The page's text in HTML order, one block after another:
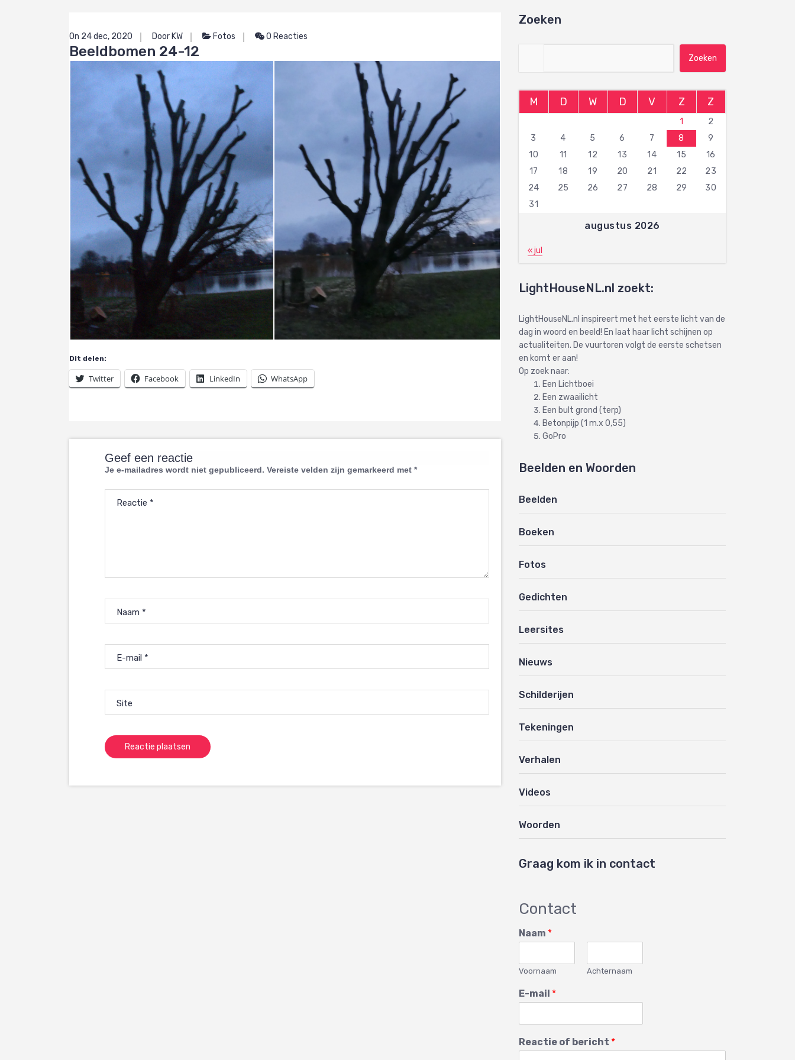
On 24 dec, 2020 Door KW Fotos 0 Reacties
Beeldbomen 24-12
Dit delen:
Twitter Facebook LinkedIn WhatsApp
Geef een reactie
Je e-mailadres wordt niet gepubliceerd. Vereiste velden zijn gemarkeerd met *
Reactie *
Naam *
E-mail *
Site
Zoeken
augustus 2026
M D W D V Z Z
1
2
3
4 5 6 7 8
9
10
11 12 13 14 15
16
17
18 19 20 21 22
23
24
25 26 27 28 29
30
31
« jul
LightHouseNL.nl zoekt:
LightHouseNL.nl inspireert met het eerste licht van de
dag in woord en beeld! En laat haar licht schijnen op
actualiteiten. De vuurtoren volgt de eerste schetsen
en komt er aan!
Op zoek naar:
Een Lichtboei
Een zwaailicht
Een bult grond (terp)
Betonpijp (1 m.x 0,55)
GoPro
Beelden en Woorden
Beelden
Boeken
Fotos
Gedichten
Leersites
Nieuws
Schilderijen
Tekeningen
Verhalen
Videos
Woorden
Graag kom ik in contact
Contact
Naam *
Voornaam Achternaam
E-mail *
Reactie of bericht *